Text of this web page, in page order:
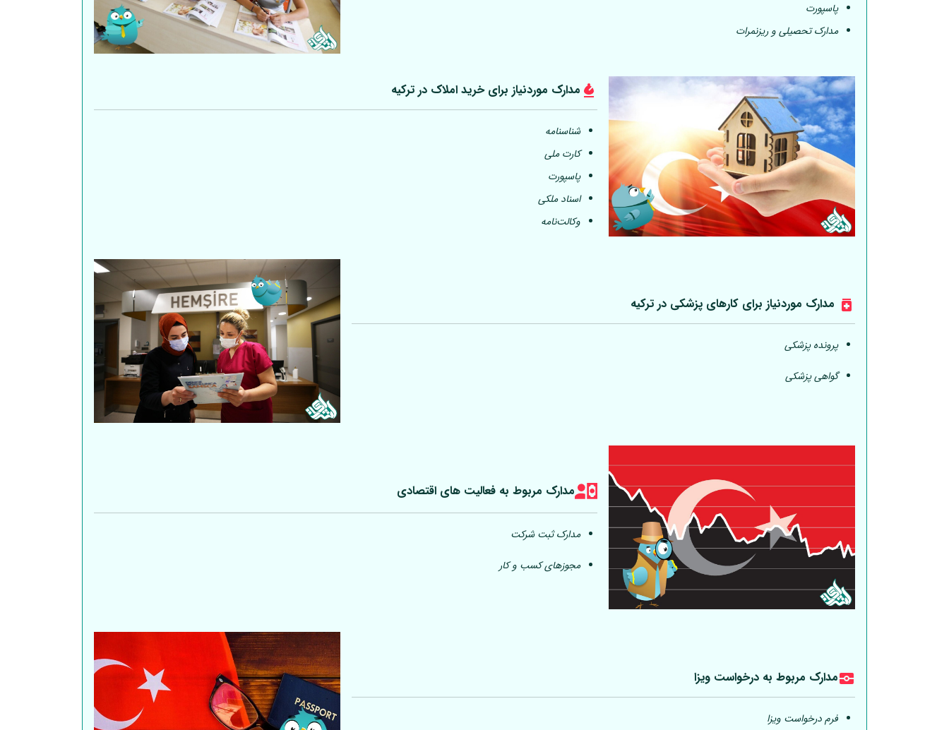
پاسپورت
مدارک تحصیلی و ریزنمرات
مدارک موردنیاز برای خرید املاک در ترکیه
شناسنامه
کارت ملی
پاسپورت
اسناد ملکی
وکالت‌نامه
مدارک موردنیاز برای کارهای پزشکی در ترکیه
پرونده پزشکی
گواهی پزشکی
مدارک مربوط به فعالیت های اقتصادی
مدارک ثبت شرکت
مجوزهای کسب و کار
مدارک مربوط به درخواست ویزا
فرم درخواست ویزا